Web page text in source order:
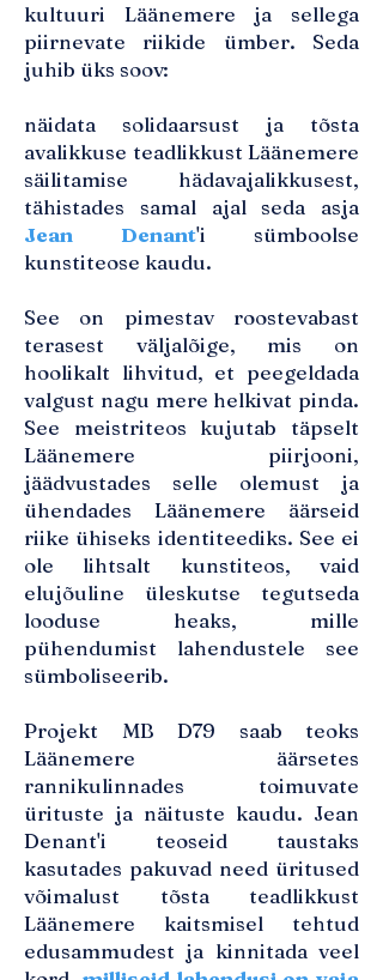
kultuuri Läänemere ja sellega
piirnevate riikide ümber. Seda
juhib üks soov:
näidata solidaarsust ja tõsta
avalikkuse teadlikkust Läänemere
säilitamise hädavajalikkusest,
tähistades samal ajal seda asja
Jean Denant'i sümboolse
kunstiteose kaudu.
See on pimestav roostevabast
terasest väljalõige, mis on
hoolikalt lihvitud, et peegeldada
valgust nagu mere helkivat pinda.
See meistriteos kujutab täpselt
Läänemere piirjooni,
jäädvustades selle olemust ja
ühendades Läänemere äärseid
riike ühiseks identiteediks. See ei
ole lihtsalt kunstiteos, vaid
elujõuline üleskutse tegutseda
looduse heaks, mille
pühendumist lahendustele see
sümboliseerib.
Projekt MB D79 saab teoks
Läänemere äärsetes
rannikulinnades toimuvate
ürituste ja näituste kaudu. Jean
Denant'i teoseid taustaks
kasutades pakuvad need üritused
võimalust tõsta teadlikkust
Läänemere kaitsmisel tehtud
edusammudest ja kinnitada veel